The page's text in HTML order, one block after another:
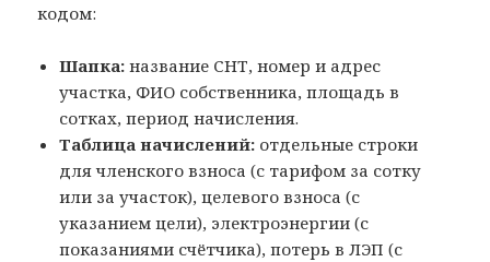
кодом:
Шапка: название СНТ, номер и адрес
участка, ФИО собственника, площадь в
сотках, период начисления.
Таблица начислений: отдельные строки
для членского взноса (с тарифом за сотку
или за участок), целевого взноса (с
указанием цели), электроэнергии (с
показаниями счётчика), потерь в ЛЭП (с